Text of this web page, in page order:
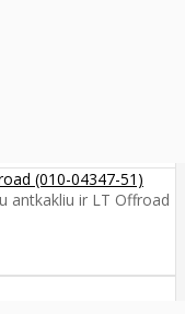
(010-04347-51)
antkakliu ir LT Offroad